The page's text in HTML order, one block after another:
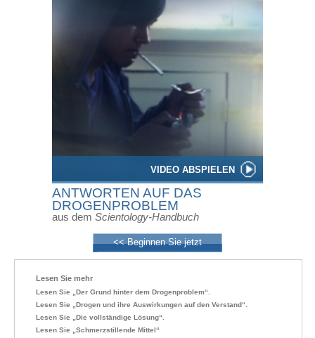
VIDEO ABSPIELEN
ANTWORTEN AUF DAS
DROGENPROBLEM
aus dem Scientology-Handbuch
<< Beginnen Sie jetzt
Lesen Sie mehr
Lesen Sie „Der Grund hinter dem Drogenproblem“.
Lesen Sie „Drogen und ihre Auswirkungen auf den Verstand“.
Lesen Sie „Die vollständige Lösung“.
Lesen Sie „Schmerzstillende Mittel“